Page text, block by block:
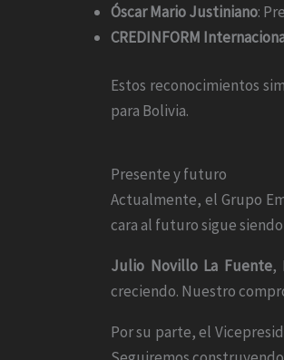
Óscar Mario Justiniano:
CREDINFORM
Estos reconocimientos
para Bolivia.
Presente y futuro
Actualmente, el Grupo
cara al futuro sigue
Julio Novillo La Fuente,
creciendo. Nuestro
Por su parte, el